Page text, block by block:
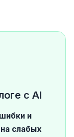
с AI
и
слабых